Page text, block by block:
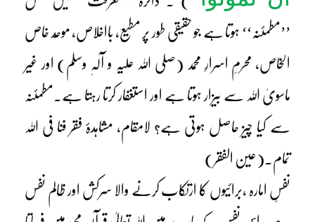
’’مطمئنہ‘‘ ہوتا ہے جو حقیقی طور پر مطیع، بااخلاص، موحّد خاص
الخاص، محرمِ اسرارِ محمد (صلی اللہ علیہ و آلہٖ وسلم) اور غیر
ماسویٰ اللہ سے بیزار ہوتا ہے اور استغفار کرتا رہتا ہے۔مطمئنہ
سے کیا چیز حاصل ہوتی ہے؟ لامقام، مشاہدۂ فقر فنا فی اللہ
تمام۔(عین الفقر)
نفسِ امارہ ،برائیوں کا ارتکاب کرنے والا سرکش اور ظالم نفس